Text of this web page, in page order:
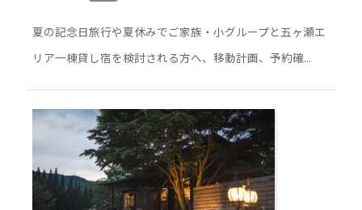
夏の記念日旅行や夏休みでご家族・小グループと五ヶ瀬エ
リア一棟貸し宿を検討される方へ、移動計画、予約確...